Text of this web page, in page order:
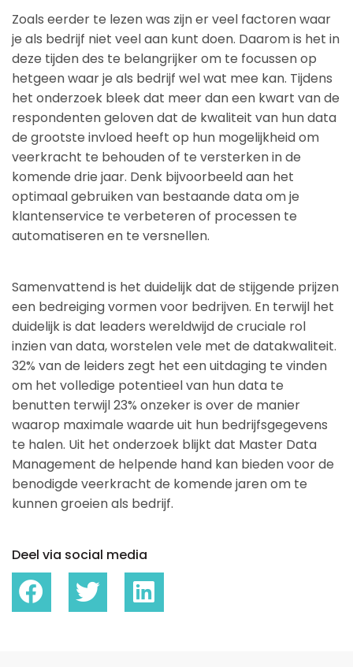
Zoals eerder te lezen was zijn er veel factoren waar
je als bedrijf niet veel aan kunt doen. Daarom is het in
deze tijden des te belangrijker om te focussen op
hetgeen waar je als bedrijf wel wat mee kan. Tijdens
het onderzoek bleek dat meer dan een kwart van de
respondenten geloven dat de kwaliteit van hun data
de grootste invloed heeft op hun mogelijkheid om
veerkracht te behouden of te versterken in de
komende drie jaar. Denk bijvoorbeeld aan het
optimaal gebruiken van bestaande data om je
klantenservice te verbeteren of processen te
automatiseren en te versnellen.
Samenvattend is het duidelijk dat de stijgende prijzen
een bedreiging vormen voor bedrijven. En terwijl het
duidelijk is dat leaders wereldwijd de cruciale rol
inzien van data, worstelen vele met de datakwaliteit.
32% van de leiders zegt het een uitdaging te vinden
om het volledige potentieel van hun data te
benutten terwijl 23% onzeker is over de manier
waarop maximale waarde uit hun bedrijfsgegevens
te halen. Uit het onderzoek blijkt dat Master Data
Management de helpende hand kan bieden voor de
benodigde veerkracht de komende jaren om te
kunnen groeien als bedrijf.
Deel via social media